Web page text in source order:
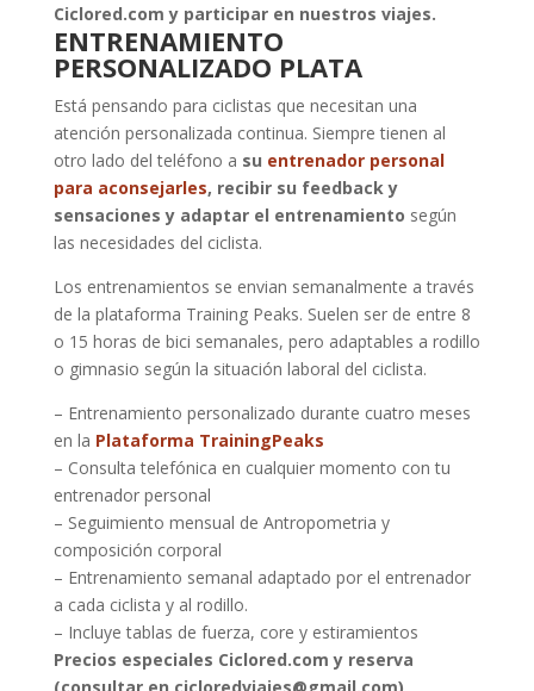
Ciclored.com y participar en nuestros viajes.
ENTRENAMIENTO
PERSONALIZADO PLATA
Está pensando para ciclistas que necesitan una
atención personalizada continua. Siempre tienen al
otro lado del teléfono a su entrenador personal
para aconsejarles, recibir su feedback y
sensaciones y adaptar el entrenamiento según
las necesidades del ciclista.
Los entrenamientos se envian semanalmente a través
de la plataforma Training Peaks. Suelen ser de entre 8
o 15 horas de bici semanales, pero adaptables a rodillo
o gimnasio según la situación laboral del ciclista.
– Entrenamiento personalizado durante cuatro meses
en la Plataforma TrainingPeaks
– Consulta telefónica en cualquier momento con tu
entrenador personal
– Seguimiento mensual de Antropometria y
composición corporal
– Entrenamiento semanal adaptado por el entrenador
a cada ciclista y al rodillo.
– Incluye tablas de fuerza, core y estiramientos
Precios especiales Ciclored.com y reserva